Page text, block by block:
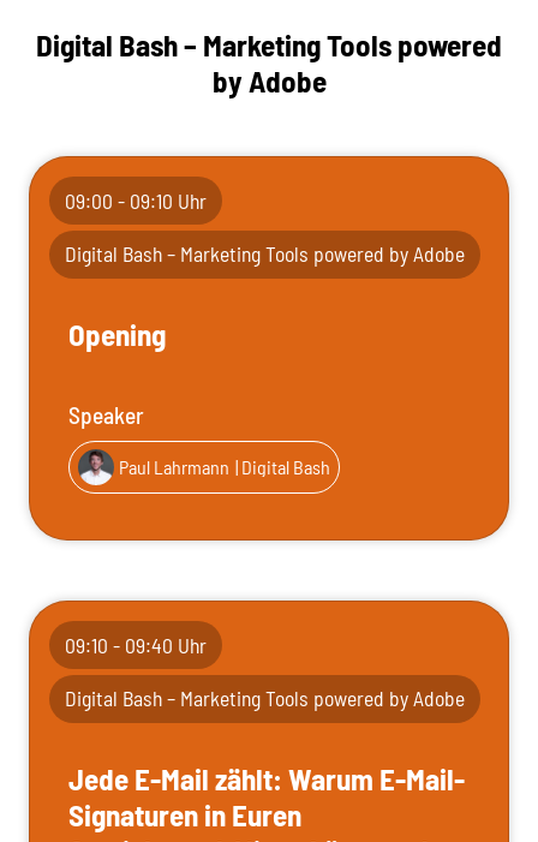
Digital Bash – Marketing Tools powered
by Adobe
09:00 - 09:10 Uhr
Digital Bash – Marketing Tools powered by Adobe
Opening
Speaker
Paul Lahrmann | Digital Bash
09:10 - 09:40 Uhr
Digital Bash – Marketing Tools powered by Adobe
Jede E-Mail zählt: Warum E-Mail-
Signaturen in Euren